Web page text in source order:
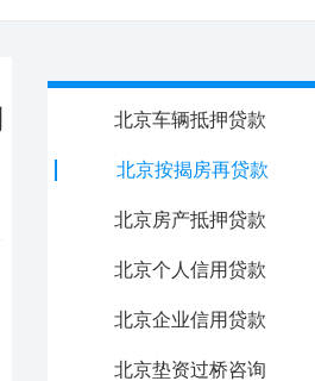
北京车辆抵押贷款
北京按揭房再贷款
北京房产抵押贷款
北京个人信用贷款
北京企业信用贷款
北京垫资过桥咨询